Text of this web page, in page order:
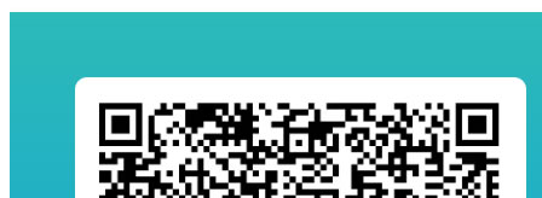
132 俞海天 西南联大 浙江
元馨 天河壮歌一红旗渠 河南
袁慧华 茶园 湖北